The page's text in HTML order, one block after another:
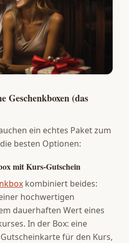
Geschenkboxen (das
ein echtes Paket zum
besten Optionen:
mit Kurs-Gutschein
kombiniert beides:
hochwertigen
dauerhaften Wert eines
In der Box: eine
für den Kurs,